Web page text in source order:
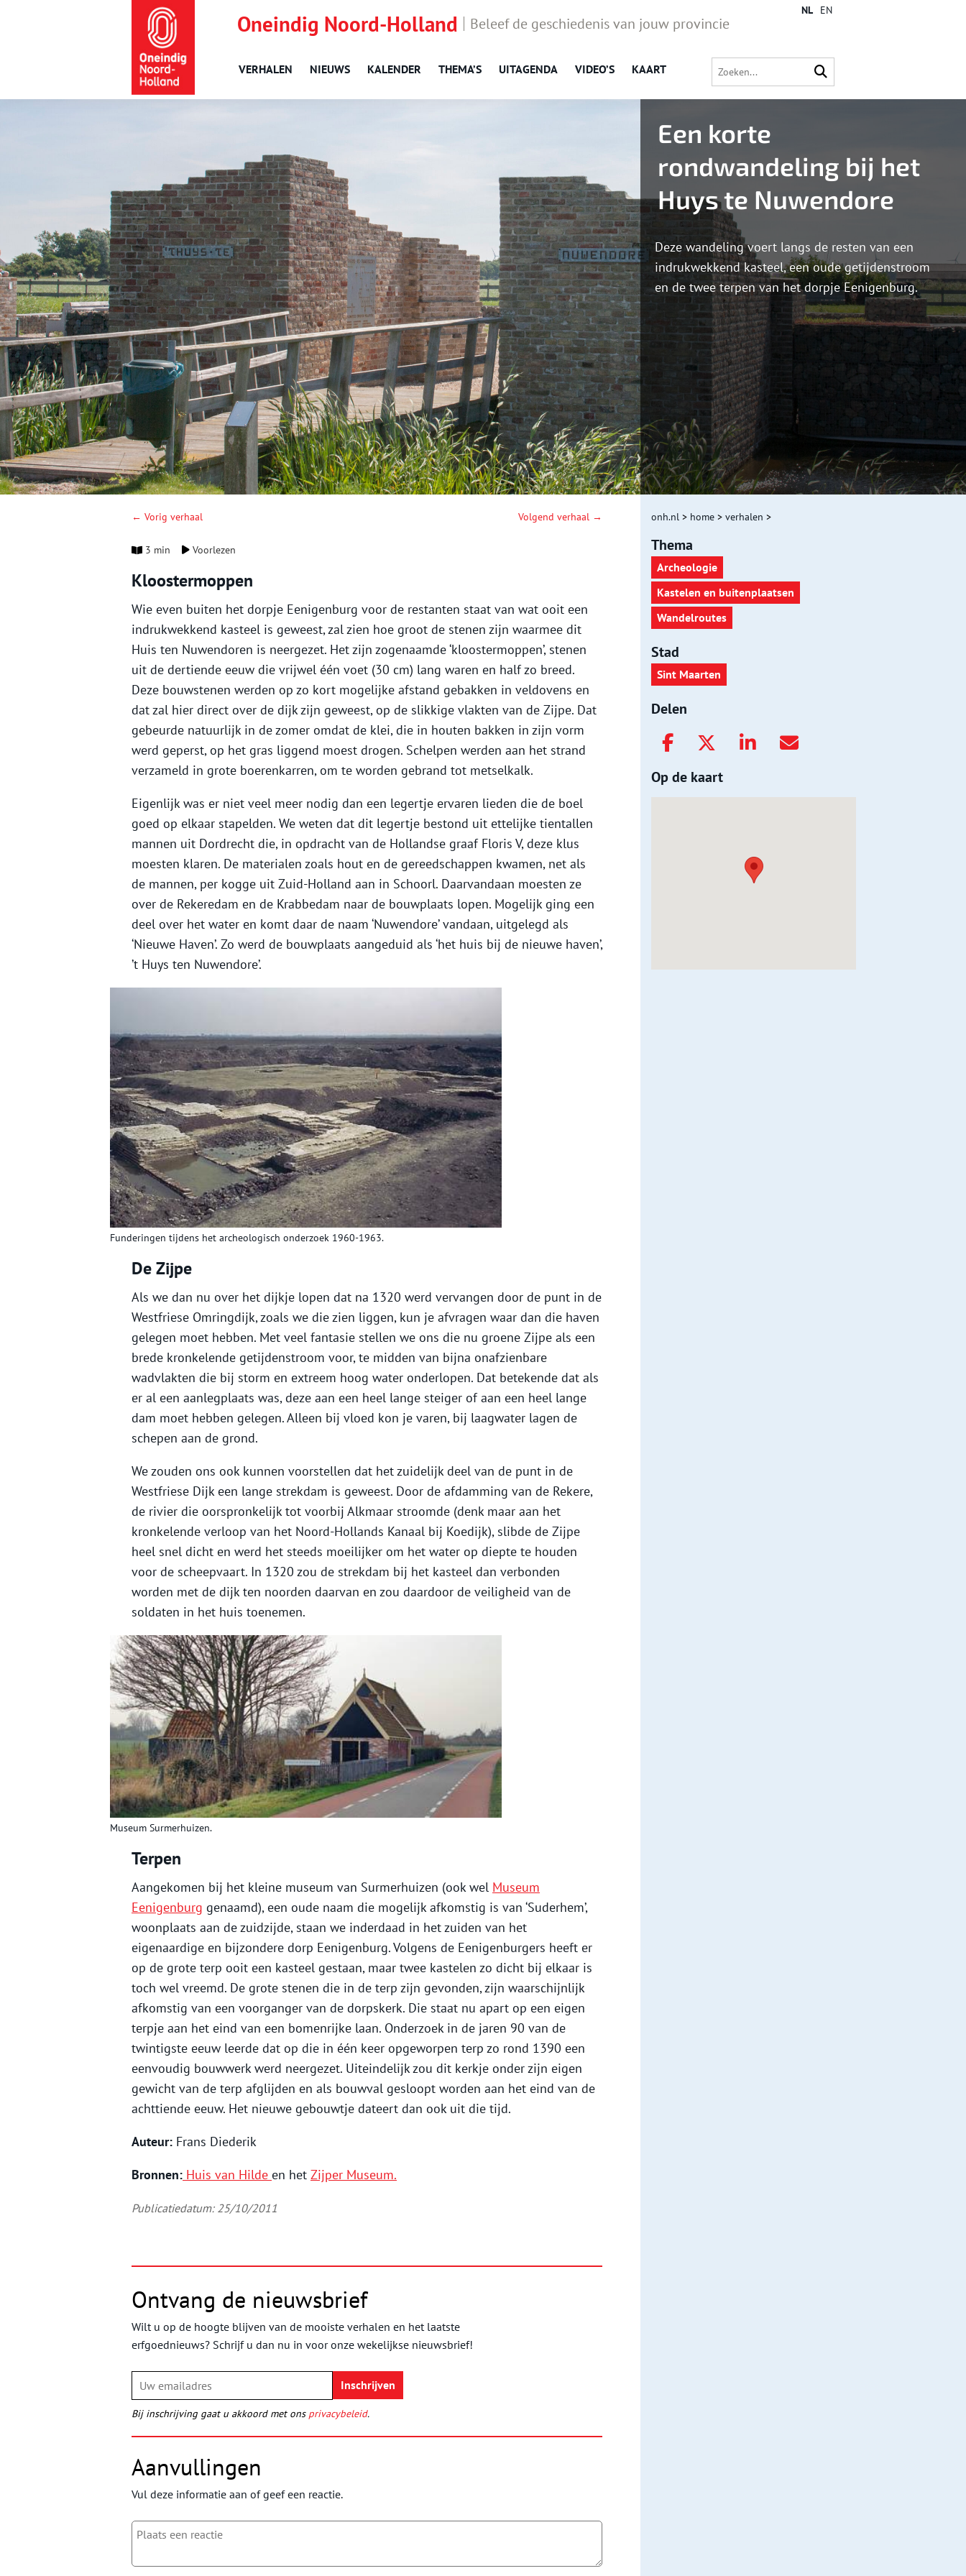
Oneindig Noord-Holland Beleef de geschiedenis van jouw provincie
VERHALEN NIEUWS KALENDER THEMA’S UITAGENDA VIDEO’S KAART
NL EN
Een korte
rondwandeling bij het
Huys te Nuwendore
Deze wandeling voert langs de resten van een
indrukwekkend kasteel, een oude getijdenstroom
en de twee terpen van het dorpje Eenigenburg.
← Vorig verhaal Volgend verhaal →
3 min Voorlezen
Kloostermoppen
Wie even buiten het dorpje Eenigenburg voor de restanten staat van wat ooit een
indrukwekkend kasteel is geweest, zal zien hoe groot de stenen zijn waarmee dit
Huis ten Nuwendoren is neergezet. Het zijn zogenaamde ‘kloostermoppen’, stenen
uit de dertiende eeuw die vrijwel één voet (30 cm) lang waren en half zo breed.
Deze bouwstenen werden op zo kort mogelijke afstand gebakken in veldovens en
dat zal hier direct over de dijk zijn geweest, op de slikkige vlakten van de Zijpe. Dat
gebeurde natuurlijk in de zomer omdat de klei, die in houten bakken in zijn vorm
werd geperst, op het gras liggend moest drogen. Schelpen werden aan het strand
verzameld in grote boerenkarren, om te worden gebrand tot metselkalk.
Eigenlijk was er niet veel meer nodig dan een legertje ervaren lieden die de boel
goed op elkaar stapelden. We weten dat dit legertje bestond uit ettelijke tientallen
mannen uit Dordrecht die, in opdracht van de Hollandse graaf Floris V, deze klus
moesten klaren. De materialen zoals hout en de gereedschappen kwamen, net als
de mannen, per kogge uit Zuid-Holland aan in Schoorl. Daarvandaan moesten ze
over de Rekeredam en de Krabbedam naar de bouwplaats lopen. Mogelijk ging een
deel over het water en komt daar de naam ‘Nuwendore’ vandaan, uitgelegd als
‘Nieuwe Haven’. Zo werd de bouwplaats aangeduid als ‘het huis bij de nieuwe haven’,
’t Huys ten Nuwendore’.
Funderingen tijdens het archeologisch onderzoek 1960-1963.
De Zijpe
Als we dan nu over het dijkje lopen dat na 1320 werd vervangen door de punt in de
Westfriese Omringdijk, zoals we die zien liggen, kun je afvragen waar dan die haven
gelegen moet hebben. Met veel fantasie stellen we ons die nu groene Zijpe als een
brede kronkelende getijdenstroom voor, te midden van bijna onafzienbare
wadvlakten die bij storm en extreem hoog water onderlopen. Dat betekende dat als
er al een aanlegplaats was, deze aan een heel lange steiger of aan een heel lange
dam moet hebben gelegen. Alleen bij vloed kon je varen, bij laagwater lagen de
schepen aan de grond.
We zouden ons ook kunnen voorstellen dat het zuidelijk deel van de punt in de
Westfriese Dijk een lange strekdam is geweest. Door de afdamming van de Rekere,
de rivier die oorspronkelijk tot voorbij Alkmaar stroomde (denk maar aan het
kronkelende verloop van het Noord-Hollands Kanaal bij Koedijk), slibde de Zijpe
heel snel dicht en werd het steeds moeilijker om het water op diepte te houden
voor de scheepvaart. In 1320 zou de strekdam bij het kasteel dan verbonden
worden met de dijk ten noorden daarvan en zou daardoor de veiligheid van de
soldaten in het huis toenemen.
Museum Surmerhuizen.
Terpen
Aangekomen bij het kleine museum van Surmerhuizen (ook wel Museum
Eenigenburg genaamd), een oude naam die mogelijk afkomstig is van ‘Suderhem’,
woonplaats aan de zuidzijde, staan we inderdaad in het zuiden van het
eigenaardige en bijzondere dorp Eenigenburg. Volgens de Eenigenburgers heeft er
op de grote terp ooit een kasteel gestaan, maar twee kastelen zo dicht bij elkaar is
toch wel vreemd. De grote stenen die in de terp zijn gevonden, zijn waarschijnlijk
afkomstig van een voorganger van de dorpskerk. Die staat nu apart op een eigen
terpje aan het eind van een bomenrijke laan. Onderzoek in de jaren 90 van de
twintigste eeuw leerde dat op die in één keer opgeworpen terp zo rond 1390 een
eenvoudig bouwwerk werd neergezet. Uiteindelijk zou dit kerkje onder zijn eigen
gewicht van de terp afglijden en als bouwval gesloopt worden aan het eind van de
achttiende eeuw. Het nieuwe gebouwtje dateert dan ook uit die tijd.
Auteur: Frans Diederik
Bronnen: Huis van Hilde en het Zijper Museum.
Publicatiedatum: 25/10/2011
Ontvang de nieuwsbrief
Wilt u op de hoogte blijven van de mooiste verhalen en het laatste
erfgoednieuws? Schrijf u dan nu in voor onze wekelijkse nieuwsbrief!
Bij inschrijving gaat u akkoord met ons privacybeleid.
Aanvullingen
Vul deze informatie aan of geef een reactie.
onh.nl > home > verhalen >
Thema
Archeologie
Kastelen en buitenplaatsen
Wandelroutes
Stad
Sint Maarten
Delen
Op de kaart